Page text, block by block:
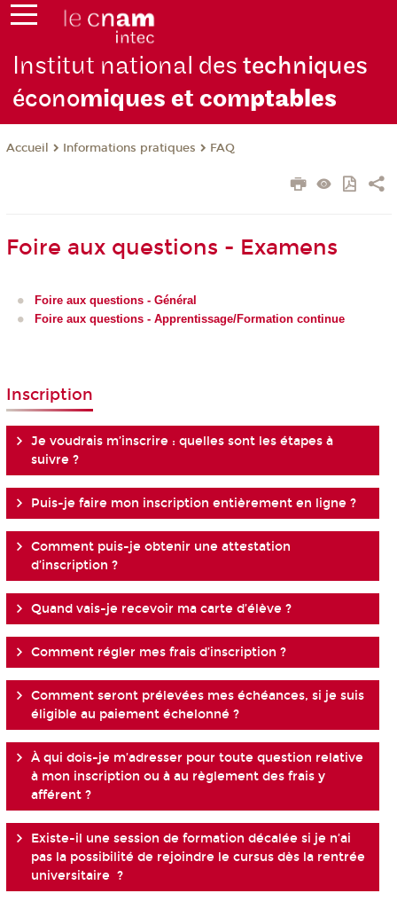
Institut national destechniques
économiques et comptables
Accueil Informations pratiques FAQ
Foire aux questions - Examens
Foire aux questions - Général
Foire aux questions - Apprentissage/Formation continue
Inscription
Je voudrais m’inscrire : quelles sont les étapes à
suivre ?
Puis-je faire mon inscription entièrement en ligne ?
Comment puis-je obtenir une attestation
d’inscription ?
Quand vais-je recevoir ma carte d’élève ?
Comment régler mes frais d’inscription ?
Comment seront prélevées mes échéances, si je suis
éligible au paiement échelonné ?
À qui dois-je m’adresser pour toute question relative
à mon inscription ou à au règlement des frais y
afférent ?
Existe-il une session de formation décalée si je n’ai
pas la possibilité de rejoindre le cursus dès la rentrée
universitaire ?